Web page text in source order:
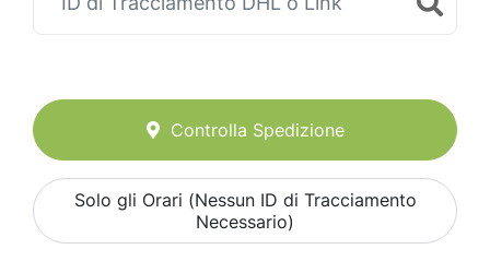
Controlla Spedizione
Solo gli Orari (Nessun ID di Tracciamento
Necessario)